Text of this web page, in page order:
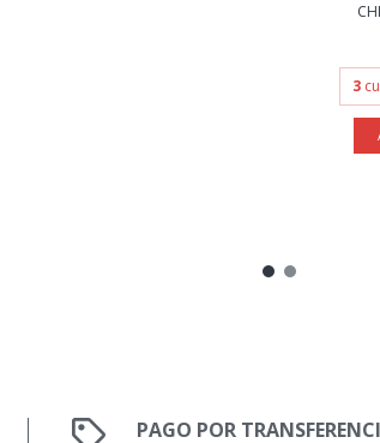
3
PAGO POR